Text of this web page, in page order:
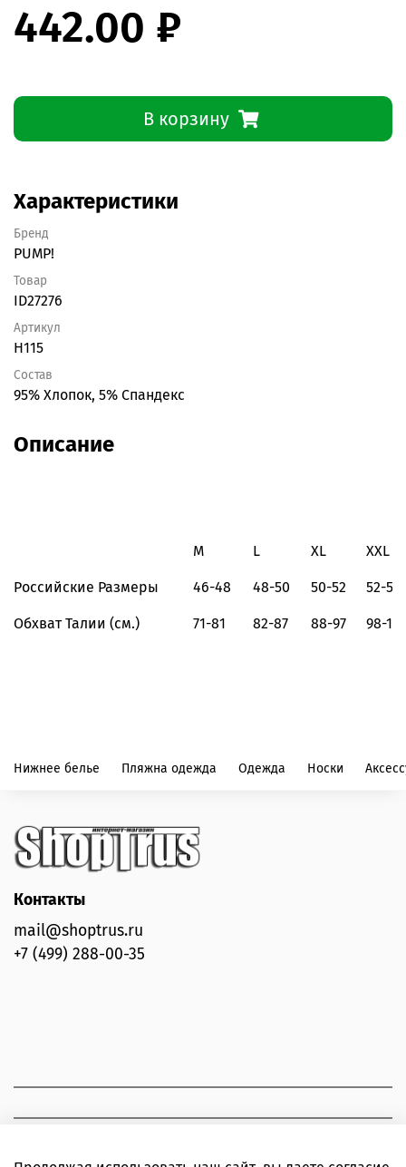
442.00 ₽
В корзину
Характеристики
Бренд
PUMP!
Товар
ID27276
Артикул
H115
Состав
95% Хлопок, 5% Спандекс
Описание
M L XL XXL
Российские Размеры 46-48 48-50 50-52 52-54
Обхват Талии (см.) 71-81 82-87 88-97 98-
Нижнее белье Пляжна одежда Одежда Носки
Контакты
mail@shoptrus.ru
+7 (499) 288-00-35